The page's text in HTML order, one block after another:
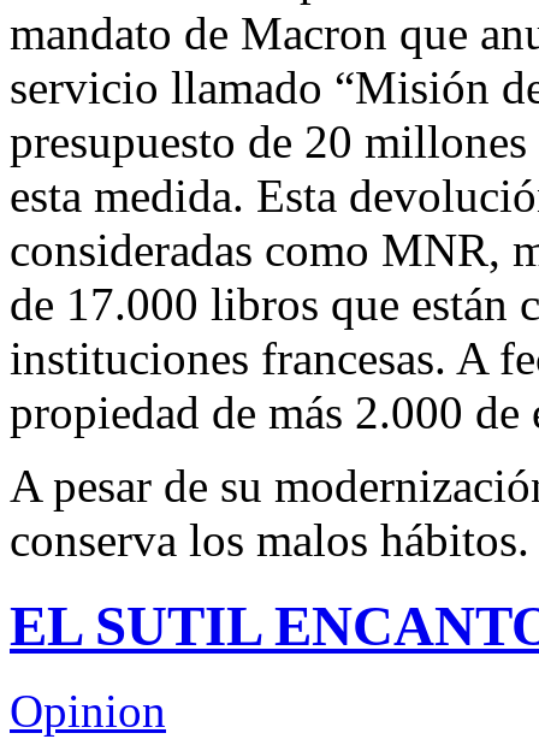
mandato de Macron que
servicio llamado “Misión
presupuesto de 20
esta medida. Esta
consideradas como MNR,
de 17.000 libros que están
instituciones francesas. A
propiedad de más 2.000 de
A pesar de su
conserva los malos
EL SUTIL
Opinion